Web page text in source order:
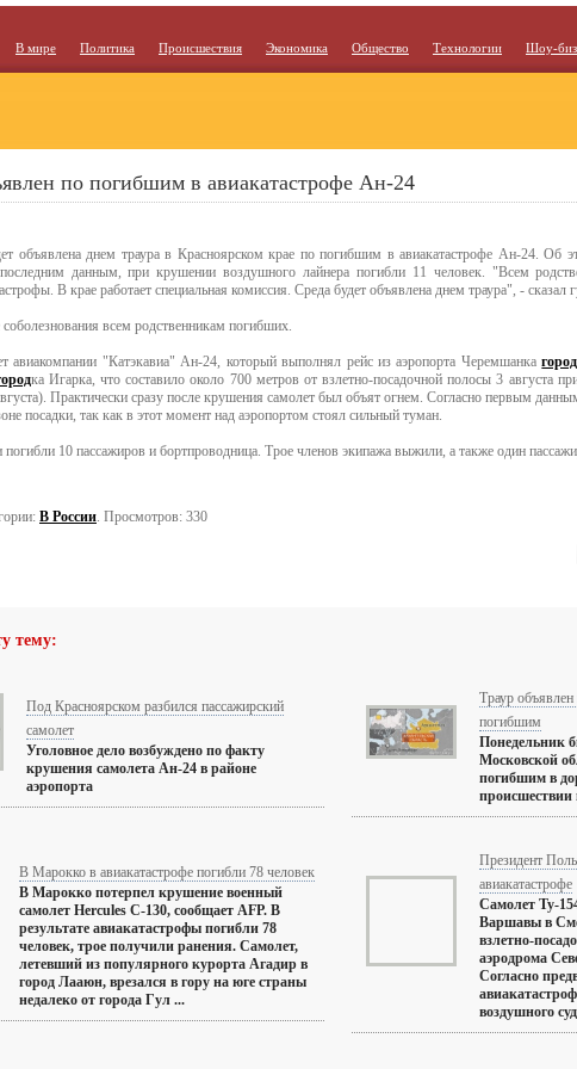
В мире Политика Происшествия Экономика Общество Технологии Шоу-
по погибшим в авиакатастрофе Ан-24
объявлена днем траура в Красноярском крае по погибшим в авиакатастрофе Ан-24. Об
данным, при крушении воздушного лайнера погибли 11 человек. "Всем
В крае работает специальная комиссия. Среда будет объявлена днем траура", - сказал
всем родственникам погибших.
авиакомпании "Катэкавиа" Ан-24, который выполнял рейс из аэропорта Черемшанкагород
ка Игарка, что составило около 700 метров от взлетно-посадочной полосы 3 августа
Практически сразу после крушения самолет был объят огнем. Согласно первым
посадки, так как в этот момент над аэропортом стоял сильный туман.
погибли 10 пассажиров и бортпроводница. Трое членов экипажа выжили, а также один
В России. Просмотров: 330
тему:
Под Красноярском разбился пассажирский
самолет
Уголовное дело возбуждено по факту
крушения самолета Ан-24 в районе
аэропорта
Траур
погибшим
Понедельник
Московской
погибшим в
происшествии
В Марокко в авиакатастрофе погибли 78 человек
В Марокко потерпел крушение военный
самолет Hercules C-130, сообщает AFP. В
результате авиакатастрофы погибли 78
человек, трое получили ранения. Самолет,
летевший из популярного курорта Агадир в
город Лааюн, врезался в гору на юге страны
недалеко от города Гул ...
Президент
авиакатастрофе
Самолет Ту-
Варшавы в
взлетно-
аэродрома
Согласно
воздушного